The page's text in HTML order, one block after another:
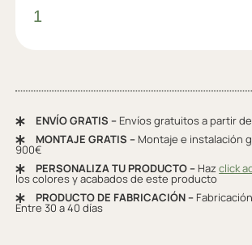
ENVÍO GRATIS – Envíos gratuitos a partir
MONTAJE GRATIS – Montaje e instalación
900€
PERSONALIZA TU PRODUCTO – Hazclick
los colores y acabados de este producto
PRODUCTO DE FABRICACIÓN –
Entre 30 a 40 días